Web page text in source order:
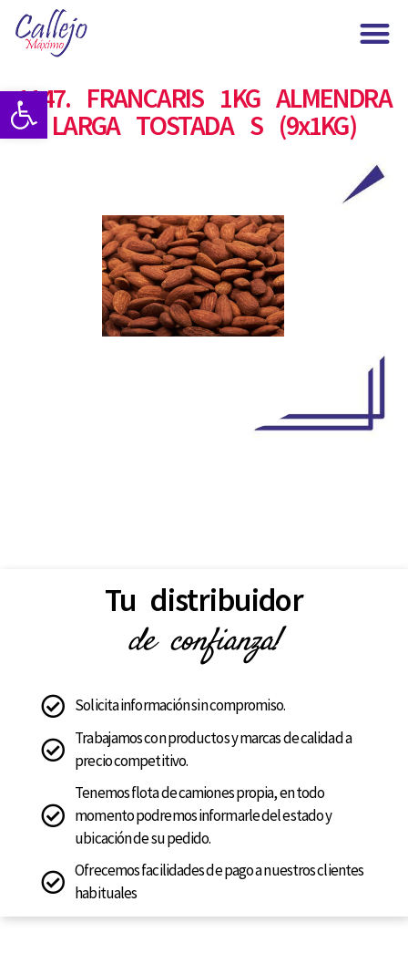
Abrir barra de herramientas
1147. FRANCARIS 1KG ALMENDRA
LARGA TOSTADA S (9x1KG)
Tu distribuidor
de confianza!
Solicita información sin compromiso.
Trabajamos con productos y marcas de calidad a
precio competitivo.
Tenemos flota de camiones propia, en todo
momento podremos informarle del estado y
ubicación de su pedido.
Ofrecemos facilidades de pago a nuestros clientes
habituales